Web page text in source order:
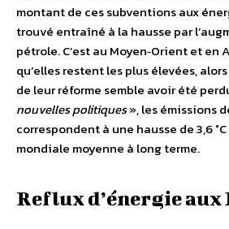
montant de ces subventions aux
trouvé entraîné à la hausse par
pétrole. C’est au Moyen‐Orient et en
qu’elles restent les plus élevées,
de leur réforme semble avoir été
nouvelles politiques», les émissions
correspondent à une hausse de 3,6
mondiale moyenne à long terme.
Reflux d’énergie aux